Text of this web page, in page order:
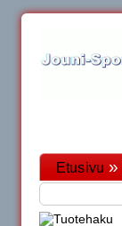
Etusivu »